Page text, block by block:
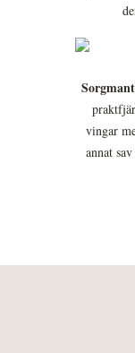
vingar
annat